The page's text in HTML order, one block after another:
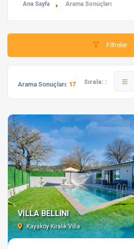
Ana Sayfa Arama Sonuçları
Filtreler
Arama Sonuçları: 17 Sırala: :
VİLLA BELLINI
Kayaköy Kiralık Villa